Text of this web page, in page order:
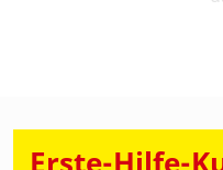
Erste-Hilfe-